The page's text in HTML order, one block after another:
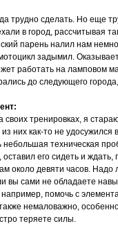
трудно сделать. Но еще
в город, рассчитывая
парень налил нам
задымил.
работать на ламповом
до следующего
тренировках, я
них как-то не удосужился
небольшая техническая
его сидеть и
около девяти часов. Надо
вы сами не обладаете
например, помочь с
немаловажно,
теряете силы.